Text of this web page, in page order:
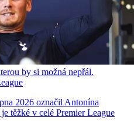
by si možná nepřál.
2026 označil Antonína
těžké v celé Premier League